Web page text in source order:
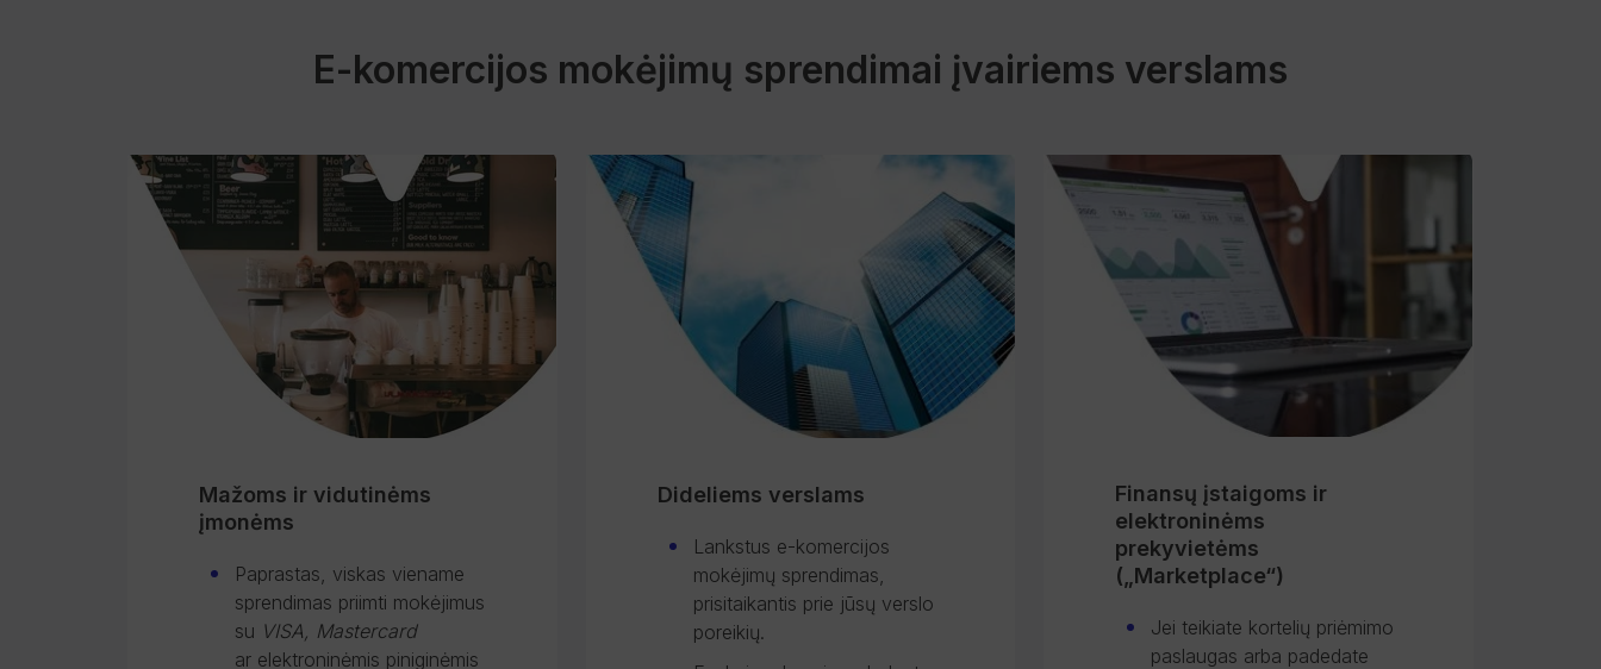
E-komercijos mokėjimų sprendimai įvairiems verslams
Mažoms ir vidutinėms
įmonėms
Paprastas, viskas viename
sprendimas priimti mokėjimus
su VISA, Mastercard
ar elektroninėmis piniginėmis
Dideliems verslams
Lankstus e-komercijos
mokėjimų sprendimas,
prisitaikantis prie jūsų verslo
poreikių.
Finansų įstaigoms ir
elektroninėms
prekyvietėms
(„Marketplace“)
Jei teikiate kortelių priėmimo
paslaugas arba padedate